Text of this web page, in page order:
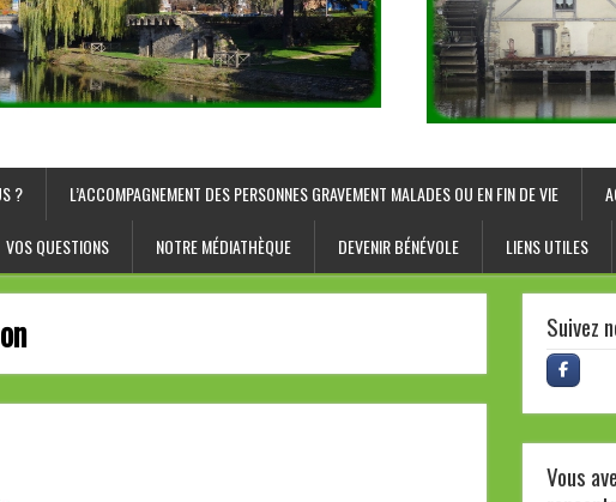
? L’ACCOMPAGNEMENT DES PERSONNES GRAVEMENT MALADES OU EN FIN DE VIE
VOS QUESTIONS NOTRE MÉDIATHÈQUE DEVENIR BÉNÉVOLE LIENS UTILES
Suivez
Vous